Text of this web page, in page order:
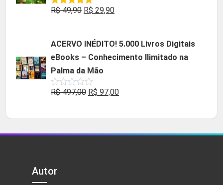
Avaliação
R$49,90 O
era:
R$ 49,90.
R$ 29,90O
é:
R$ 29,90.
ACERVO INÉDITO! 5.000 Livros Digitais
eBooks – Conhecimento Ilimitado na
Palma da Mão
Avaliação
5
R$497,00 O
original
era:
R$ 97,00O
atual
é:
Autor